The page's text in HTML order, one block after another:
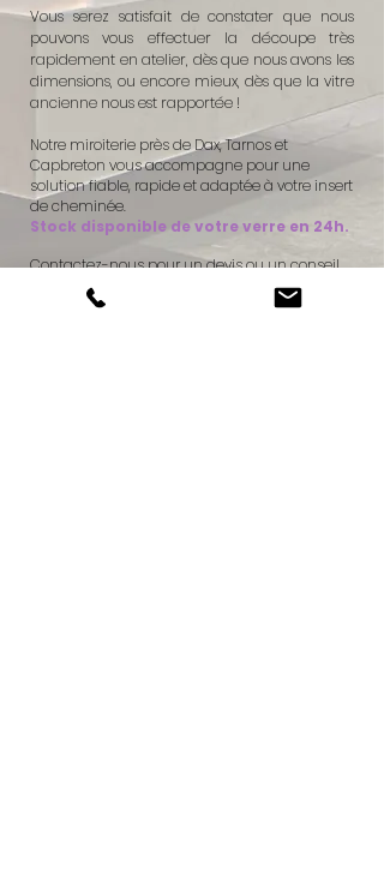
Vous serez satisfait de constater que nous
pouvons vous effectuer la découpe très
rapidement en atelier, dès que nous avons les
dimensions, ou encore mieux, dès que la vitre
ancienne nous est rapportée !
Notre miroiterie près de Dax, Tarnos et
Capbreton vous accompagne pour une
solution fiable, rapide et adaptée à votre insert
de cheminée.
Stock disponible de votre verre en 24h.
Contactez-nouspour un devis ou un conseil
personnalisé.